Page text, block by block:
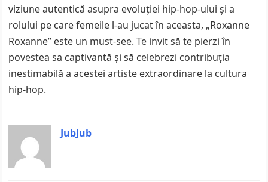
viziune autentică asupra evoluției hip-hop-ului și a
rolului pe care femeile l-au jucat în aceasta, „Roxanne
Roxanne” este un must-see. Te invit să te pierzi în
povestea sa captivantă și să celebrezi contribuția
inestimabilă a acestei artiste extraordinare la cultura
hip-hop.
JubJub